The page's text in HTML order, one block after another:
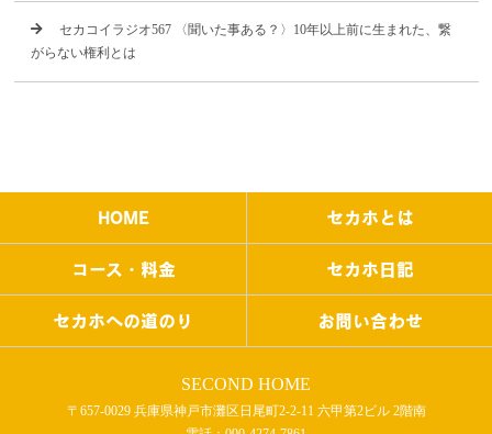
セカコイラジオ567 〈聞いた事ある？〉10年以上前に生まれた、繋
がらない権利とは
HOME セカホとは
コース・料金 セカホ日記
セカホへの道のり お問い合わせ
SECOND HOME
〒657-0029 兵庫県神戸市灘区日尾町2-2-11 六甲第2ビル 2階南